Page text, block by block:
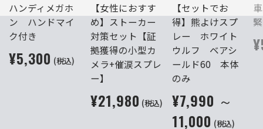
【女性におすす
め】ストーカー
対策セット【証
メラ+催涙スプレ
【セットでお
得】熊よけスプ
レー ホワイト
ウルフ ベアシ
ールド60 本体
のみ
¥7,990 ～
車載用・防災
緊急対応キット
¥5,080 (税込)